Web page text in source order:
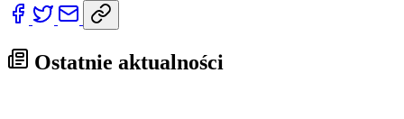
Ostatnie aktualności